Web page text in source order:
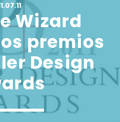
Wizard
premios
Design